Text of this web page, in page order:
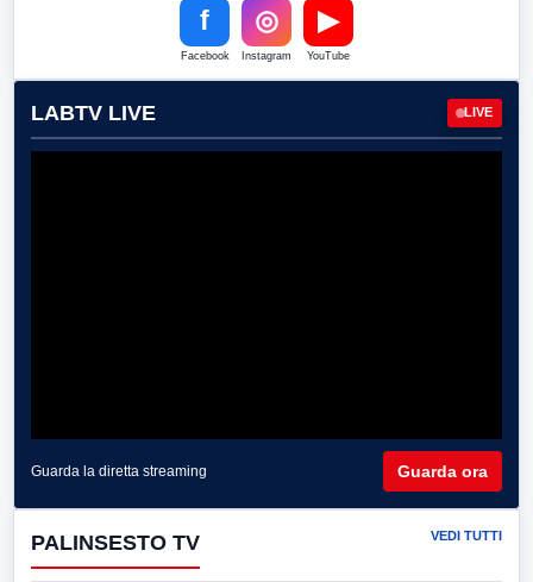
f
Facebook
◎
Instagram
▶
YouTube
LABTV LIVE LIVE
Guarda la diretta streaming Guarda ora
PALINSESTO TV VEDI TUTTI